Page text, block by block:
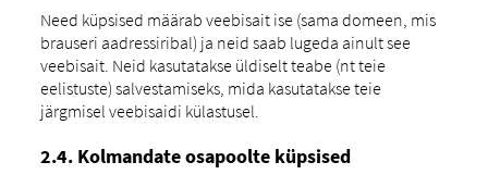
Need küpsised määrab veebisait ise (sama domeen, mis
brauseri aadressiribal) ja neid saab lugeda ainult see
veebisait. Neid kasutatakse üldiselt teabe (nt teie
eelistuste) salvestamiseks, mida kasutatakse teie
järgmisel veebisaidi külastusel.
2.4. Kolmandate osapoolte küpsised